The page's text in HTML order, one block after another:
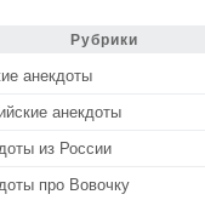
Рубрики
анекдоты
анекдоты
из России
про Вовочку